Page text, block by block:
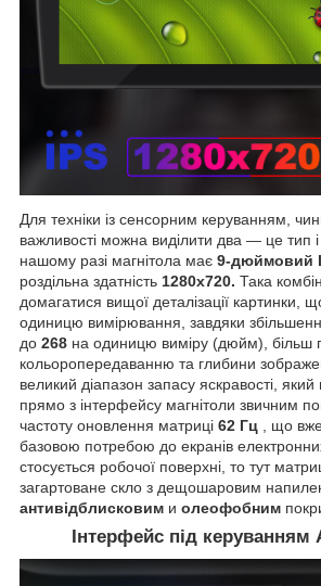
Для техніки із сенсорним керуванням,
важливості можна виділити два — це тип
нашому разі магнітола має 9-дюймовий
роздільна здатність 1280х720. Така
домагатися вищої деталізації картинки,
одиницю вимірювання, завдяки
до 268 на одиницю виміру (дюйм), більш
кольоропередаванню та глибини
великий діапазон запасу яскравості,
прямо з інтерфейсу магнітоли звичним
частоту оновлення матриці 62 Гц , що
базовою потребою до екранів
стосується робочої поверхні, то тут
загартоване скло з дещошаровим
антивідблисковим и олеофобним
Інтерфейс під керуванням